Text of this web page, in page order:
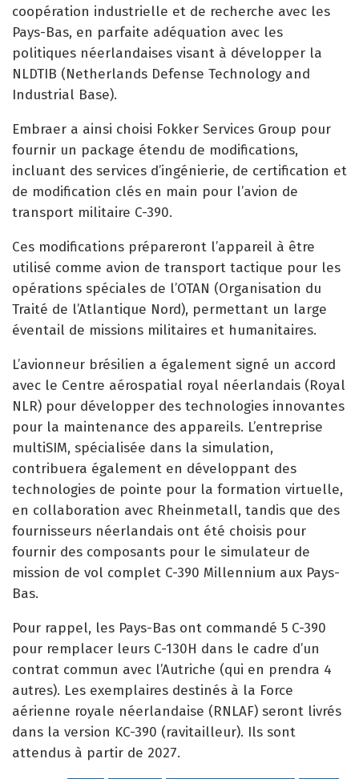
coopération industrielle et de recherche avec les
Pays-Bas, en parfaite adéquation avec les
politiques néerlandaises visant à développer la
NLDTIB (Netherlands Defense Technology and
Industrial Base).
Embraer a ainsi choisi Fokker Services Group pour
fournir un package étendu de modifications,
incluant des services d’ingénierie, de certification et
de modification clés en main pour l’avion de
transport militaire C-390.
Ces modifications prépareront l’appareil à être
utilisé comme avion de transport tactique pour les
opérations spéciales de l’OTAN (Organisation du
Traité de l’Atlantique Nord), permettant un large
éventail de missions militaires et humanitaires.
L’avionneur brésilien a également signé un accord
avec le Centre aérospatial royal néerlandais (Royal
NLR) pour développer des technologies innovantes
pour la maintenance des appareils. L’entreprise
multiSIM, spécialisée dans la simulation,
contribuera également en développant des
technologies de pointe pour la formation virtuelle,
en collaboration avec Rheinmetall, tandis que des
fournisseurs néerlandais ont été choisis pour
fournir des composants pour le simulateur de
mission de vol complet C-390 Millennium aux Pays-
Bas.
Pour rappel, les Pays-Bas ont commandé 5 C-390
pour remplacer leurs C-130H dans le cadre d’un
contrat commun avec l’Autriche (qui en prendra 4
autres). Les exemplaires destinés à la Force
aérienne royale néerlandaise (RNLAF) seront livrés
dans la version KC-390 (ravitailleur). Ils sont
attendus à partir de 2027.